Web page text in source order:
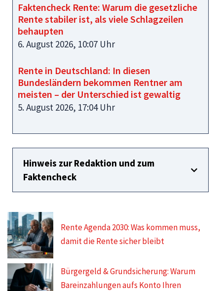
Faktencheck Rente: Warum die gesetzliche
Rente stabiler ist, als viele Schlagzeilen
behaupten
6. August 2026, 10:07 Uhr
Rente in Deutschland: In diesen
Bundesländern bekommen Rentner am
meisten – der Unterschied ist gewaltig
5. August 2026, 17:04 Uhr
Hinweis zur Redaktion und zum
Faktencheck
Rente Agenda 2030: Was kommen muss,
damit die Rente sicher bleibt
Bürgergeld & Grundsicherung: Warum
Bareinzahlungen aufs Konto Ihren